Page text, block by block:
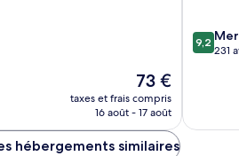
Le
nouveau
prix
de
73 €
taxes et frais compris
16 août - 17 août
9.2
sur
9,2
231
hébergements similaires